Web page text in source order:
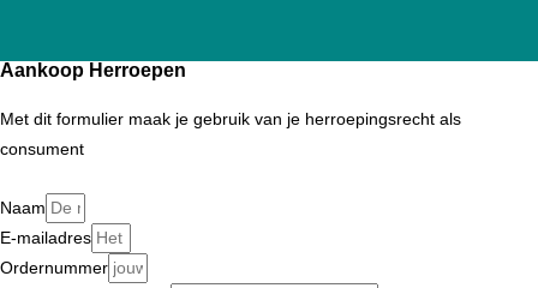
Aankoop Herroepen
Met dit formulier maak je gebruik van je herroepingsrecht als
consument
Naam
E-mailadres
Ordernummer